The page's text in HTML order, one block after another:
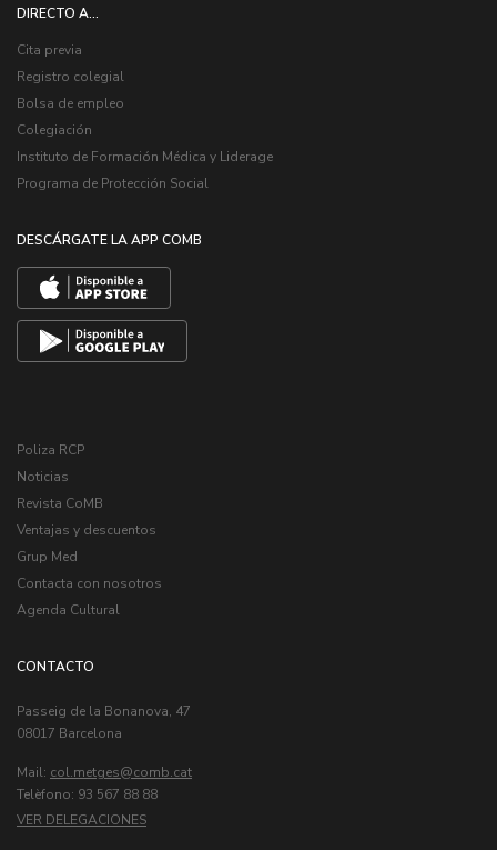
DIRECTO A...
Cita previa
Registro colegial
Bolsa de empleo
Colegiación
Instituto de Formación Médica y Liderage
Programa de Protección Social
DESCÁRGATE LA APP COMB
Poliza RCP
Noticias
Revista CoMB
Ventajas y descuentos
Grup Med
Contacta con nosotros
Agenda Cultural
CONTACTO
Passeig de la Bonanova, 47
08017 Barcelona
Mail: col.metges
Telèfono: 93 567 88 88
VER DELEGACIONES